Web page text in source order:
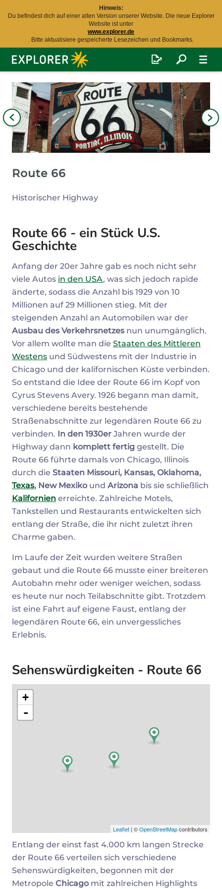
Hinweis:
Du befindest dich auf einer alten Version unserer Website. Die neue Explorer
Website ist unter
www.explorer.de
. Bitte aktualisiere gespeicherte Lesezeichen und Bookmarks.
Explorer
Fernreisen
Route 66
Historischer Highway
Route 66 - ein Stück U.S.
Geschichte
Anfang der 20er Jahre gab es noch nicht sehr
viele Autos in den USA, was sich jedoch rapide
änderte, sodass die Anzahl bis 1929 von 10
Millionen auf 29 Millionen stieg. Mit der
steigenden Anzahl an Automobilen war der
Ausbau des Verkehrsnetzesnun unumgänglich.
Vor allem wollte man die Staaten des Mittleren
Westens und Südwestens mit der Industrie in
Chicago und der kalifornischen Küste verbinden.
So entstand die Idee der Route 66 im Kopf von
Cyrus Stevens Avery. 1926 begann man damit,
verschiedene bereits bestehende
Straßenabschnitte zur legendären Route 66 zu
verbinden. In den 1930er Jahren wurde der
Highway dann komplett fertig gestellt. Die
Route 66 führte damals von Chicago, Illinois
durch die Staaten Missouri, Kansas, Oklahoma,
Texas, New Mexiko und Arizona bis sie schließlich
Kalifornien erreichte. Zahlreiche Motels,
Tankstellen und Restaurants entwickelten sich
entlang der Straße, die ihr nicht zuletzt ihren
Charme gaben.
Im Laufe der Zeit wurden weitere Straßen
gebaut und die Route 66 musste einer breiteren
Autobahn mehr oder weniger weichen, sodass
es heute nur noch Teilabschnitte gibt. Trotzdem
ist eine Fahrt auf eigene Faust, entlang der
legendären Route 66, ein unvergessliches
Erlebnis.
Sehenswürdigkeiten - Route 66
+
-
Leaflet | ©OpenStreetMapcontributors
Entlang der einst fast 4.000 km langen Strecke
der Route 66 verteilen sich verschiedene
Sehenswürdigkeiten, begonnen mit der
Metropole Chicago mit zahlreichen Highlights